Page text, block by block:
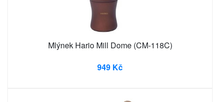
Mlýnek Hario Mill Dome (CM-118C)
949 Kč